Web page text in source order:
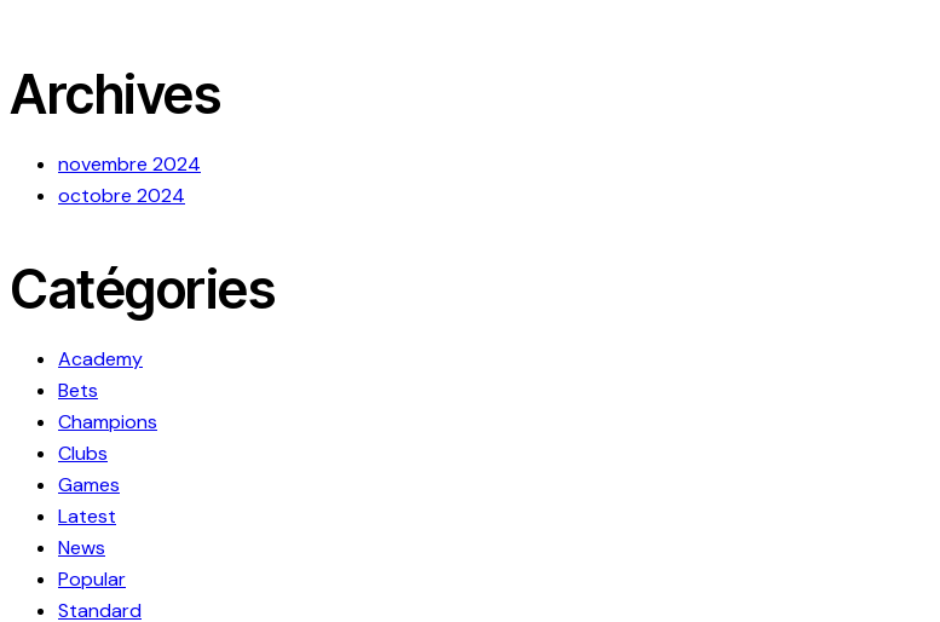
Archives
novembre 2024
octobre 2024
Catégories
Academy
Bets
Champions
Clubs
Games
Latest
News
Popular
Standard